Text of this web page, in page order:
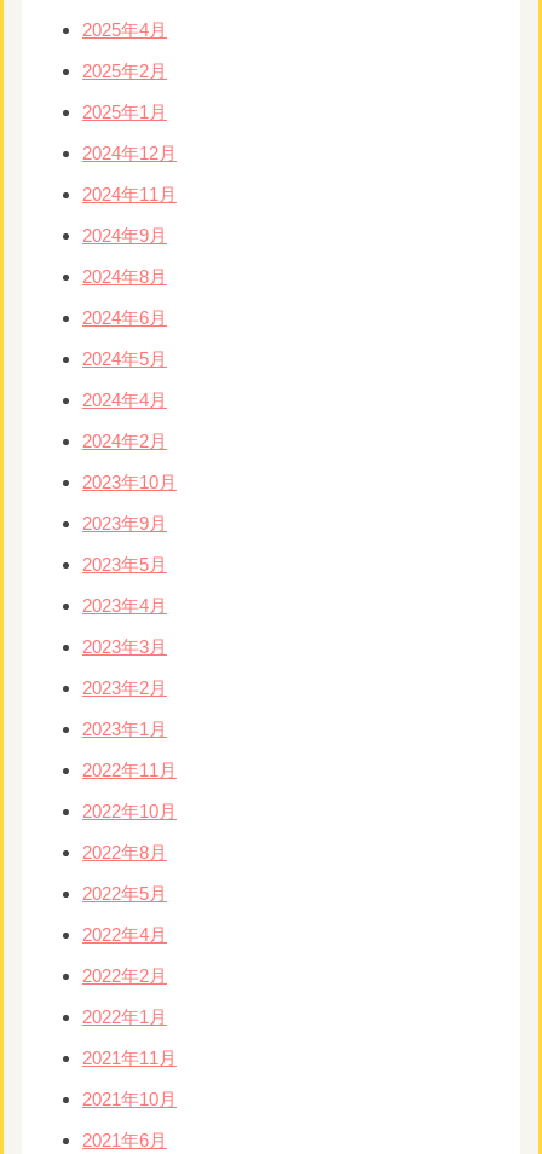
2025年4月
2025年2月
2025年1月
2024年12月
2024年11月
2024年9月
2024年8月
2024年6月
2024年5月
2024年4月
2024年2月
2023年10月
2023年9月
2023年5月
2023年4月
2023年3月
2023年2月
2023年1月
2022年11月
2022年10月
2022年8月
2022年5月
2022年4月
2022年2月
2022年1月
2021年11月
2021年10月
2021年6月